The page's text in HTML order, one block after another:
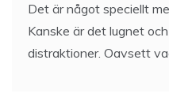
Det är något speciellt
Kanske är det lugnet
distraktioner. Oavsett